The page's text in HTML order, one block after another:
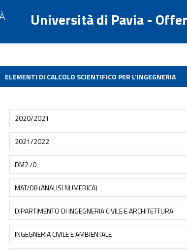
Università di Pavia -
ELEMENTI DI CALCOLO SCIENTIFICO PER L'INGEGNERIA
2020/2021
2021/2022
DM270
MAT/08 (ANALISI NUMERICA)
DIPARTIMENTO DI INGEGNERIA CIVILE E ARCHITETTURA
INGEGNERIA CIVILE E AMBIENTALE